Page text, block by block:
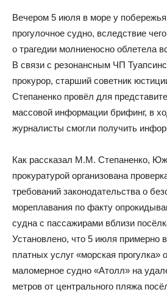
Вечером 5 июля в море у
прогулочное судно, вследствие
о трагедии молниеносно облетела
В связи с резонансным ЧП
прокурор, старший советник
Степаненко провёл для
массовой информации брифинг, в
журналисты смогли получить
Как рассказал М.М. Степаненко,
прокуратурой организована
требований законодательства о
мореплавания по факту
судна с пассажирами вблизи
Установлено, что 5 июля примерно
платных услуг «морская прогулка»
маломерное судно «Атолл» на
метров от центрального пляжа